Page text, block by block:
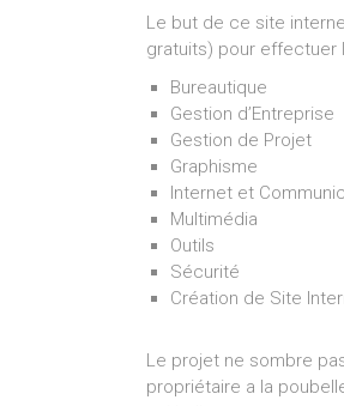
Le but de ce site
gratuits) pour effectuer
Bureautique
Gestion d’Entreprise
Gestion de Projet
Graphisme
Internet et
Multimédia
Outils
Sécurité
Création de Site
Le projet ne sombre
propriétaire a la